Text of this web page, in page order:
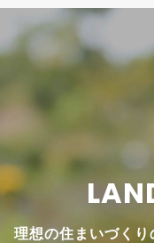
理想の住まいづく